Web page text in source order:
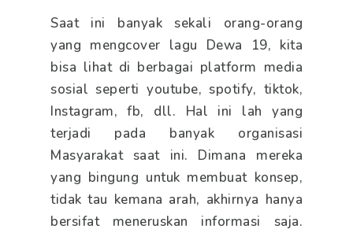
Saat ini banyak sekali orang-orang
yang mengcover lagu Dewa 19, kita
bisa lihat di berbagai platform media
sosial seperti youtube, spotify, tiktok,
Instagram, fb, dll. Hal ini lah yang
terjadi pada banyak organisasi
Masyarakat saat ini. Dimana mereka
yang bingung untuk membuat konsep,
tidak tau kemana arah, akhirnya hanya
bersifat meneruskan informasi saja.